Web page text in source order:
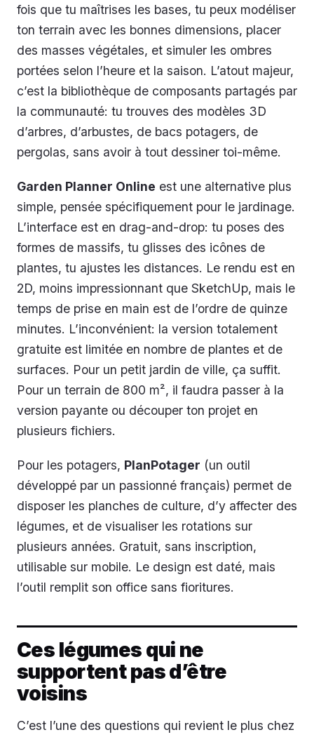
fois que tu maîtrises les bases, tu peux modéliser
ton terrain avec les bonnes dimensions, placer
des masses végétales, et simuler les ombres
portées selon l’heure et la saison. L’atout majeur,
c’est la bibliothèque de composants partagés par
la communauté: tu trouves des modèles 3D
d’arbres, d’arbustes, de bacs potagers, de
pergolas, sans avoir à tout dessiner toi-même.
Garden Planner Online est une alternative plus
simple, pensée spécifiquement pour le jardinage.
L’interface est en drag-and-drop: tu poses des
formes de massifs, tu glisses des icônes de
plantes, tu ajustes les distances. Le rendu est en
2D, moins impressionnant que SketchUp, mais le
temps de prise en main est de l’ordre de quinze
minutes. L’inconvénient: la version totalement
gratuite est limitée en nombre de plantes et de
surfaces. Pour un petit jardin de ville, ça suffit.
Pour un terrain de 800 m², il faudra passer à la
version payante ou découper ton projet en
plusieurs fichiers.
Pour les potagers, PlanPotager (un outil
développé par un passionné français) permet de
disposer les planches de culture, d’y affecter des
légumes, et de visualiser les rotations sur
plusieurs années. Gratuit, sans inscription,
utilisable sur mobile. Le design est daté, mais
l’outil remplit son office sans fioritures.
Ces légumes qui ne
supportent pas d’être
voisins
C’est l’une des questions qui revient le plus chez